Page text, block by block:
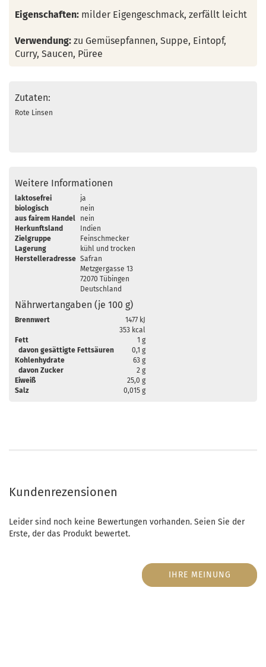
Eigenschaften: milder Eigengeschmack, zerfällt leicht
Verwendung: zu Gemüsepfannen, Suppe, Eintopf,
Curry, Saucen, Püree
Zutaten:
Rote Linsen
Weitere Informationen
laktosefrei
ja
biologisch
nein
aus fairem Handel
nein
Herkunftsland
Indien
Zielgruppe
Feinschmecker
Lagerung
kühl und trocken
Herstelleradresse Safran
Metzgergasse 13
72070 Tübingen
Deutschland
Nährwertangaben (je 100 g)
Brennwert
1477 kJ
353 kcal
Fett
1 g
davon gesättigte Fettsäuren
0,1 g
Kohlenhydrate
63 g
davon Zucker
2 g
Eiweiß
25,0 g
Salz
0,015 g
Kundenrezensionen
Leider sind noch keine Bewertungen vorhanden. Seien Sie der
Erste, der das Produkt bewertet.
IHRE MEINUNG